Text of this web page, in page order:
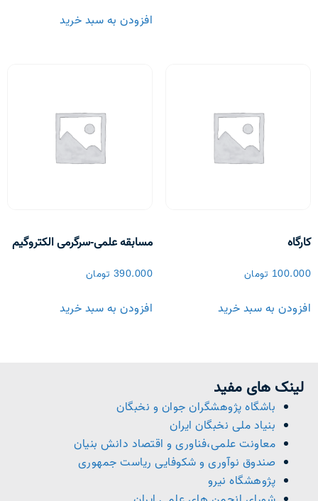
افزودن به سبد خرید
کارگاه
100.000 تومان
افزودن به سبد خرید
مسابقه علمی-سرگرمی الکتروگیم
390.000 تومان
افزودن به سبد خرید
لینک های مفید
باشگاه پژوهشگران جوان و نخبگان
بنیاد ملی نخبگان ایران
معاونت علمی،فناوری و اقتصاد دانش بنیان
صندوق نوآوری و شکوفایی ریاست جمهوری
پژوهشگاه نیرو